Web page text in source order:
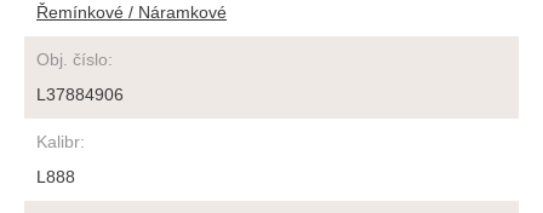
Řemínkové / Náramkové
Obj. číslo:
L37884906
Kalibr:
L888